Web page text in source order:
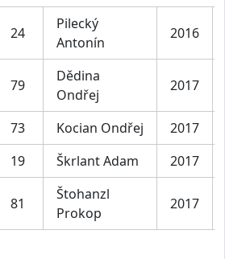
24
Pilecký
Antonín
2016
79
Dědina
Ondřej
2017
73 Kocian Ondřej
2017
19 Škrlant Adam 2017
81
Štohanzl
Prokop
2017